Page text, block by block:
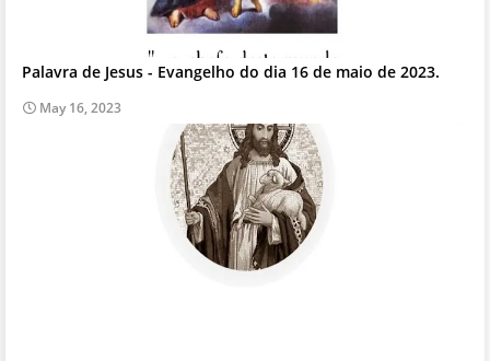
Palavra de Jesus - Evangelho do dia 16 de maio de 2023.
May 16, 2023